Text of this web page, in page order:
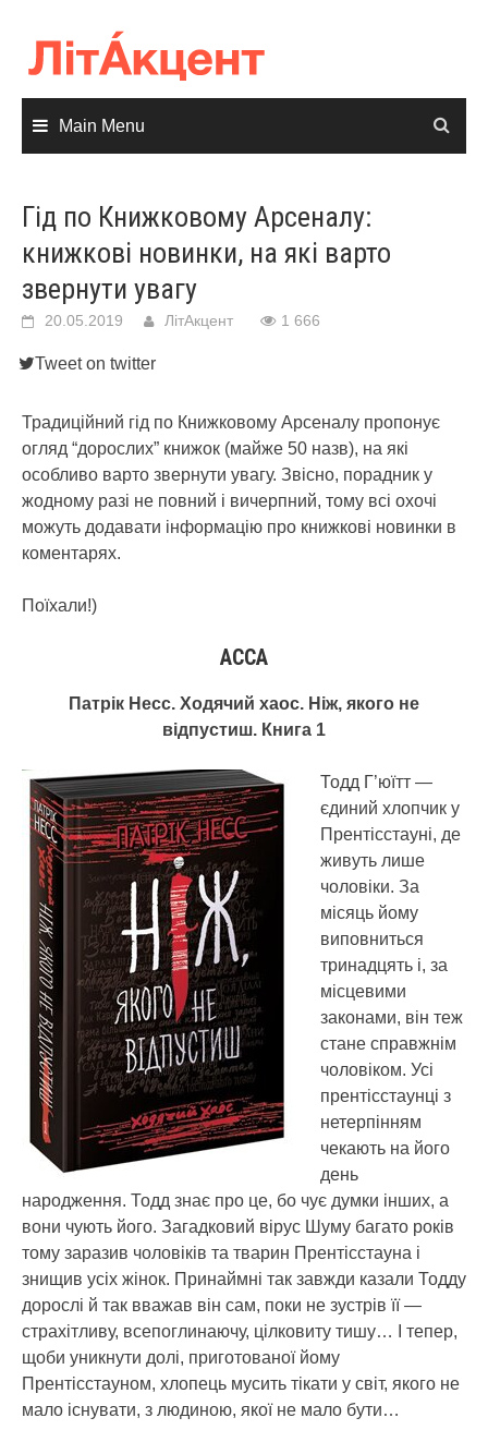
content
Main Menu
Гід по Книжковому Арсеналу:
книжкові новинки, на які варто
звернути увагу
20.05.2019 ЛітАкцент 1 666
Tweet on twitter
Традиційний гід по Книжковому Арсеналу пропонує
огляд “дорослих” книжок (майже 50 назв), на які
особливо варто звернути увагу. Звісно, порадник у
жодному разі не повний і вичерпний, тому всі охочі
можуть додавати інформацію про книжкові новинки в
коментарях.
Поїхали!)
АССА
Патрік Несс. Ходячий хаос. Ніж, якого не
відпустиш. Книга 1
Тодд Г’юїтт —
єдиний хлопчик у
Прентісстауні, де
живуть лише
чоловіки. За
місяць йому
виповниться
тринадцять і, за
місцевими
законами, він теж
стане справжнім
чоловіком. Усі
прентісстаунці з
нетерпінням
чекають на його
день
народження. Тодд знає про це, бо чує думки інших, а
вони чують його. Загадковий вірус Шуму багато років
тому заразив чоловіків та тварин Прентісстауна і
знищив усіх жінок. Принаймні так завжди казали Тодду
дорослі й так вважав він сам, поки не зустрів її —
страхітливу, всепоглинаючу, цілковиту тишу… І тепер,
щоби уникнути долі, приготованої йому
Прентісстауном, хлопець мусить тікати у світ, якого не
мало існувати, з людиною, якої не мало бути…